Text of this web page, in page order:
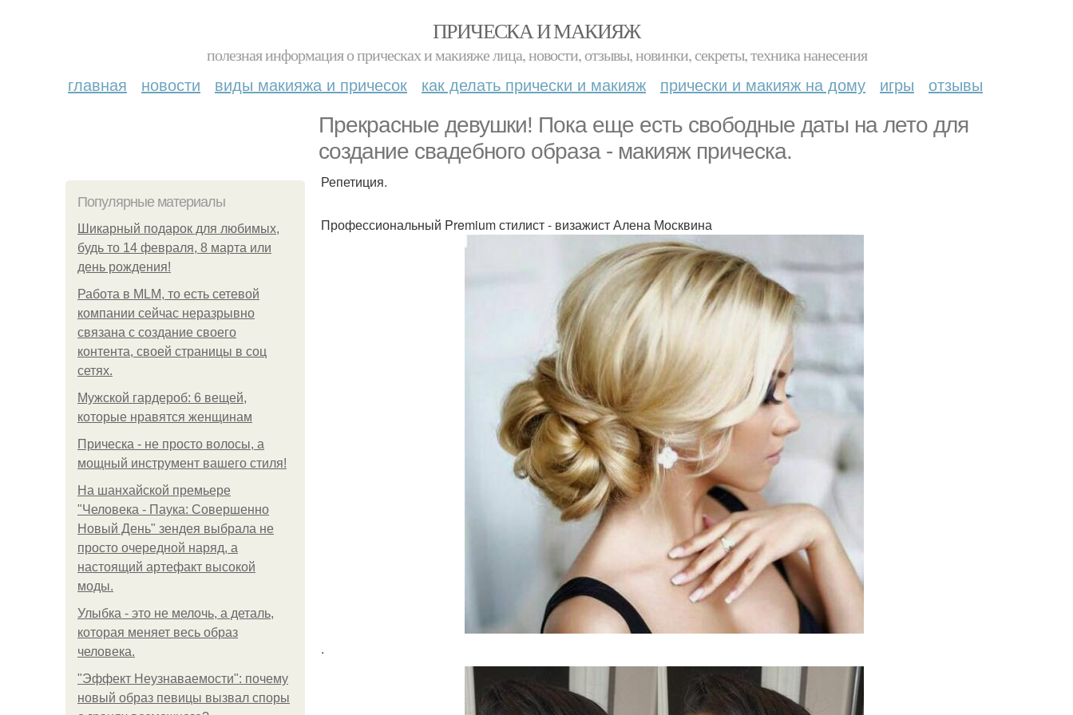
ПРИЧЕСКА И МАКИЯЖ
полезная информация о прическах и макияже лица, новости, отзывы, новинки, секреты, техника нанесения
главная новости виды макияжа и причесок как делать прически и макияж прически и макияж на дому игры отзывы
Прекрасные девушки! Пока еще есть свободные даты на лето для
создание свадебного образа - макияж прическа.
Популярные материалы
Шикарный подарок для любимых,
будь то 14 февраля, 8 марта или
день рождения!
Работа в MLM, то есть сетевой
компании сейчас неразрывно
связана с создание своего
контента, своей страницы в соц
сетях.
Мужской гардероб: 6 вещей,
которые нравятся женщинам
Прическа - не просто волосы, а
мощный инструмент вашего стиля!
На шанхайской премьере
"Человека - Паука: Совершенно
Новый День" зендея выбрала не
просто очередной наряд, а
настоящий артефакт высокой
моды.
Улыбка - это не мелочь, а деталь,
которая меняет весь образ
человека.
"Эффект Неузнаваемости": почему
новый образ певицы вызвал споры
Репетиция.
Профессиональный Premium стилист - визажист Алена Москвина
.